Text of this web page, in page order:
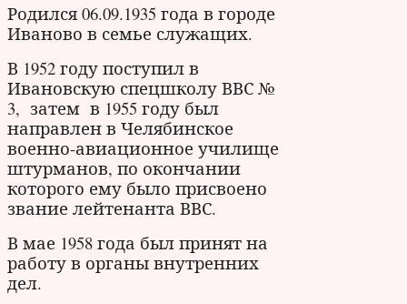
Родился 06.09.1935 года в городе
Иваново в семье служащих.
В 1952 году поступил в
Ивановскую спецшколу ВВС №
3, затем в 1955 году был
направлен в Челябинское
военно-авиационное училище
штурманов, по окончании
которого ему было присвоено
звание лейтенанта ВВС.
В мае 1958 года был принят на
работу в органы внутренних
дел.